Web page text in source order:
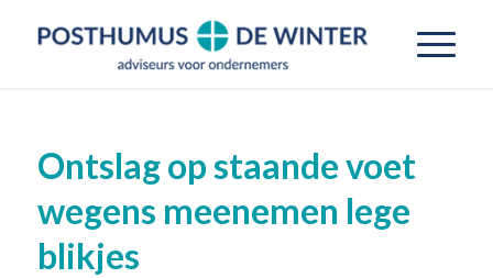
Ontslag op staande voet
wegens meenemen lege
blikjes